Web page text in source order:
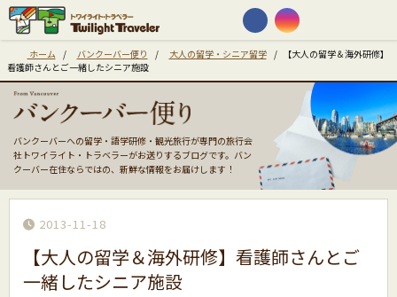
ホーム / バンクーバー便り / 大人の留学・シニア留学 /
【大人の留学＆海外研修】
看護師さんとご一緒したシニア施設
バンクーバーへの留学・語学研修・観光旅行が専門の旅行会
社トワイライト・トラベラーがお送りするブログです。バン
クーバー在住ならではの、新鮮な情報をお届けします！
2013-11-18
【大人の留学＆海外研修】看護師さんとご
一緒したシニア施設